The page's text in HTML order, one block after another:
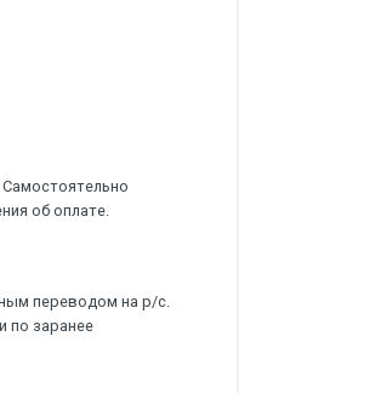
об оплате.
переводом на р/с.
по заранее